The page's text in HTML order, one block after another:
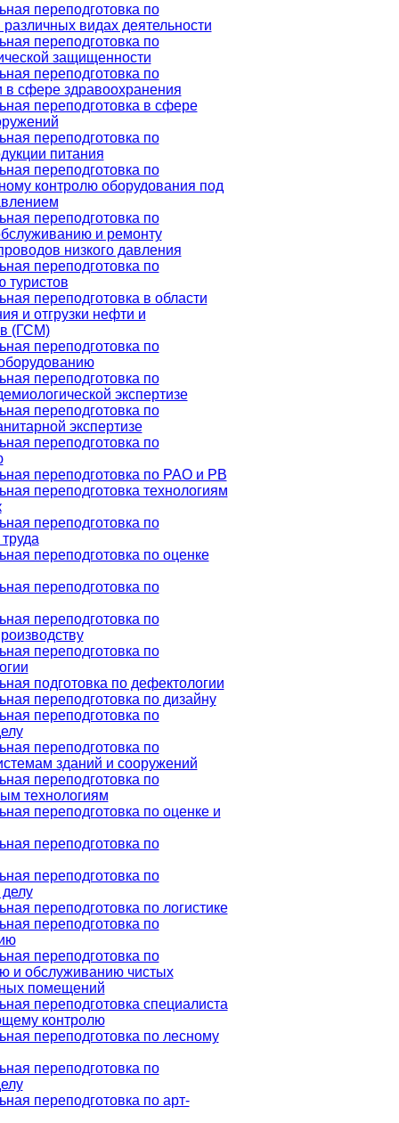
переподготовка по
видах деятельности
переподготовка по
защищенности
переподготовка по
в сфере здравоохранения
переподготовка в сфере
переподготовка по
питания
переподготовка по
контролю оборудования под
переподготовка по
и ремонту
низкого давления
переподготовка по
туристов
переподготовка в области
и отгрузки нефти и
(ГСМ)
переподготовка по
переподготовка по
экспертизе
переподготовка по
экспертизе
переподготовка по
переподготовка по РАО и РВ
переподготовка технологиям
переподготовка по
переподготовка по оценке
переподготовка по
переподготовка по
переподготовка по
подготовка по дефектологии
переподготовка по дизайну
переподготовка по
переподготовка по
зданий и сооружений
переподготовка по
технологиям
переподготовка по оценке и
переподготовка по
переподготовка по
переподготовка по логистике
переподготовка по
переподготовка по
и обслуживанию чистых
помещений
переподготовка специалиста
контролю
переподготовка по лесному
переподготовка по
переподготовка по арт-